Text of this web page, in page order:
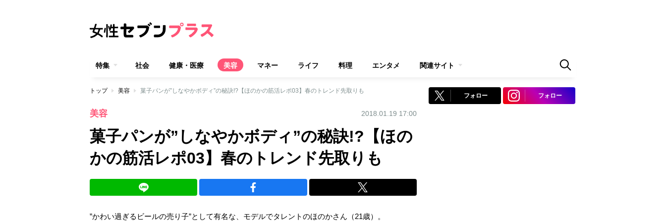
特集 社会 健康・医療 美容 マネー ライフ 料理 エンタメ 関連サイト
トップ 美容 菓子パンが”しなやかボディ”の秘訣!?【ほのかの筋活レポ03】春のトレンド先取りも
美容 2018.01.19 17:00
菓子パンが”しなやかボディ”の秘訣!?【ほの
かの筋活レポ03】春のトレンド先取りも
”かわい過ぎるビールの売り子”として有名な、モデルでタレントのほのかさん（21歳）。
フォロー フォロー